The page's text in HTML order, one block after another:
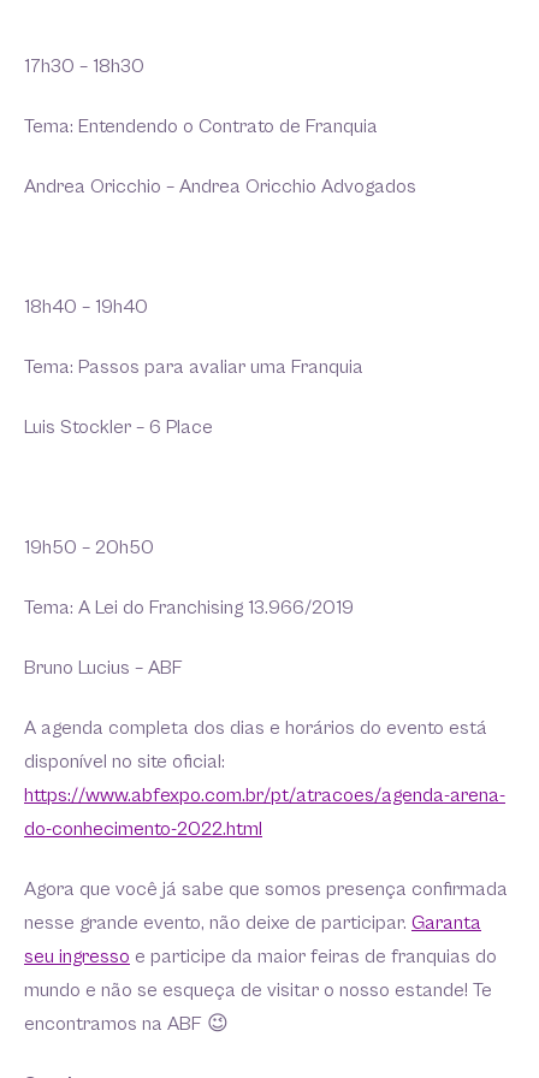
17h30 – 18h30
Tema: Entendendo o Contrato de Franquia
Andrea Oricchio – Andrea Oricchio Advogados
18h40 – 19h40
Tema: Passos para avaliar uma Franquia
Luis Stockler – 6 Place
19h50 – 20h50
Tema: A Lei do Franchising 13.966/2019
Bruno Lucius – ABF
A agenda completa dos dias e horários do evento está
disponível no site oficial:
https://www.abfexpo.com.br/pt/atracoes/agenda-arena-
do-conhecimento-2022.html
Agora que você já sabe que somos presença confirmada
nesse grande evento, não deixe de participar. Garanta
seu ingresso e participe da maior feiras de franquias do
mundo e não se esqueça de visitar o nosso estande! Te
encontramos na ABF 😉